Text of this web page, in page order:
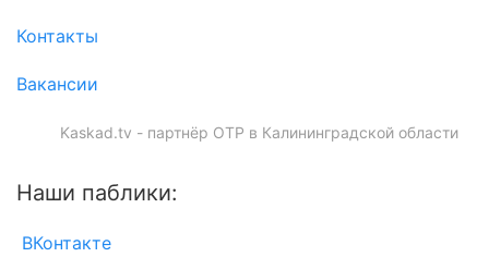
Контакты
Вакансии
Kaskad.tv - партнёр ОТР в Калининградской области
Наши паблики:
ВКонтакте